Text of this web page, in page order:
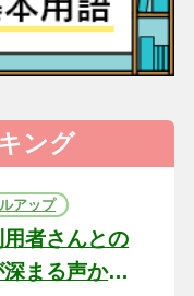
ング
アップ
者さんとの
まる声かけ